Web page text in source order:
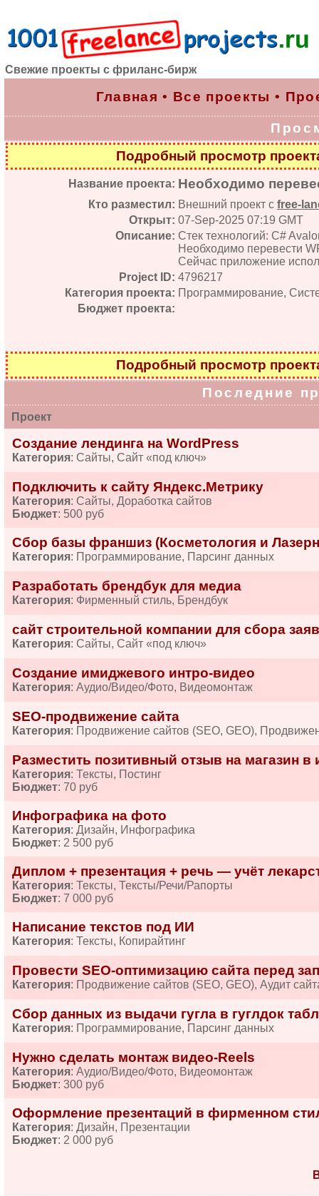
Свежие проекты с фриланс-бирж
Главная • Все проекты •
Подробный просмотр
Название проекта: Необходимо
Кто разместил: Внешний проект с free-
Открыт: 07-Sep-2025 07:19 GMT
Описание: Стек технологий: C#
Необходимо перевести
Сейчас приложение
Project ID: 4796217
Категория проекта: Программирование,
Бюджет проекта:
Подробный просмотр
Последние
Проект
Создание лендинга на WordPress
Категория: Сайты, Сайт «под ключ»
Подключить к сайту Яндекс.Метрику
Категория: Сайты, Доработка сайтов
Бюджет: 500 руб
Сбор базы франшиз (Косметология и
Категория: Программирование, Парсинг данных
Разработать брендбук для медиа
Категория: Фирменный стиль, Брендбук
сайт строительной компании для сбора
Категория: Сайты, Сайт «под ключ»
Создание имиджевого интро-видео
Категория: Аудио/Видео/Фото, Видеомонтаж
SEO-продвижение сайта
Категория: Продвижение сайтов (SEO, GEO),
Разместить позитивный отзыв на магазин в
Категория: Тексты, Постинг
Бюджет: 70 руб
Инфографика на фото
Категория: Дизайн, Инфографика
Бюджет: 2 500 руб
Диплом + презентация + речь — учёт
Категория: Тексты, Тексты/Речи/Рапорты
Бюджет: 7 000 руб
Написание текстов под ИИ
Категория: Тексты, Копирайтинг
Провести SEO-оптимизацию сайта перед
Категория: Продвижение сайтов (SEO, GEO), Аудит
Сбор данных из выдачи гугла в гуглдок
Категория: Программирование, Парсинг данных
Нужно сделать монтаж видео-Reels
Категория: Аудио/Видео/Фото, Видеомонтаж
Бюджет: 300 руб
Оформление презентаций в фирменном
Категория: Дизайн, Презентации
Бюджет: 2 000 руб